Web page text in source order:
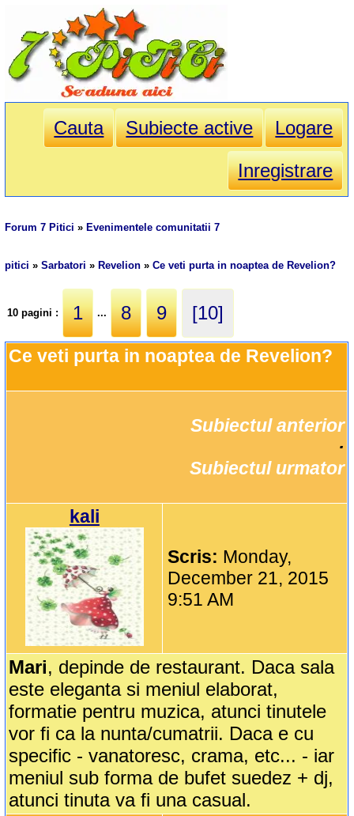
Cauta Subiecte active
Logare
Inregistrare
Forum 7 Pitici » Evenimentele comunitatii 7
pitici »Sarbatori » Revelion »Ce veti purta in noaptea de Revelion?
10 pagini : 1 ... 8 9 [10]
Ce veti purta in noaptea de Revelion?
Subiectul anterior
Subiectul urmator
kali
Scris: Monday,
December 21, 2015
9:51 AM
Mari, depinde de restaurant. Daca sala
este eleganta si meniul elaborat,
formatie pentru muzica, atunci tinutele
vor fi ca la nunta/cumatrii. Daca e cu
specific - vanatoresc, crama, etc... - iar
meniul sub forma de bufet suedez + dj,
atunci tinuta va fi una casual.